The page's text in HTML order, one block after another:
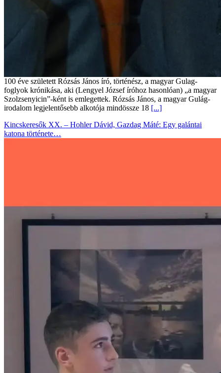
100 éve született Rózsás János író, történész, a magyar Gulag-
foglyok krónikása, aki (Lengyel József íróhoz hasonlóan) „a magyar
Szolzsenyicin”-ként is emlegettek. Rózsás János, a magyar Gulág-
irodalom legjelentősebb alkotója mindössze 18 [...]
Kincskeresők XX. – Hohler Dávid, Gazdag Máté: Egy galántai
katona története…